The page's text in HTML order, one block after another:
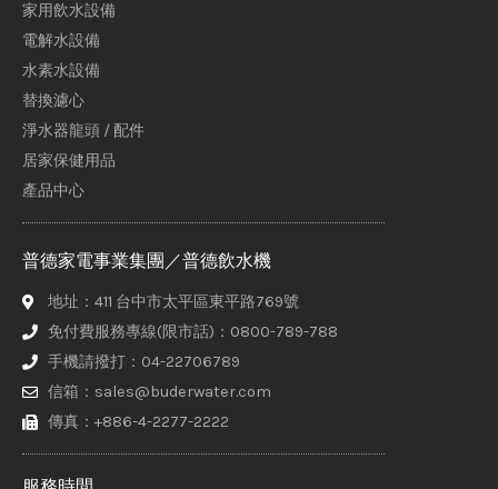
家用飲水設備
電解水設備
水素水設備
替換濾心
淨水器龍頭 / 配件
居家保健用品
產品中心
普德家電事業集團／普德飲水機
地址：411 台中市太平區東平路769號
免付費服務專線(限市話)：0800-789-788
手機請撥打：04-22706789
信箱：sales@buderwater.com
傳真：+886-4-2277-2222